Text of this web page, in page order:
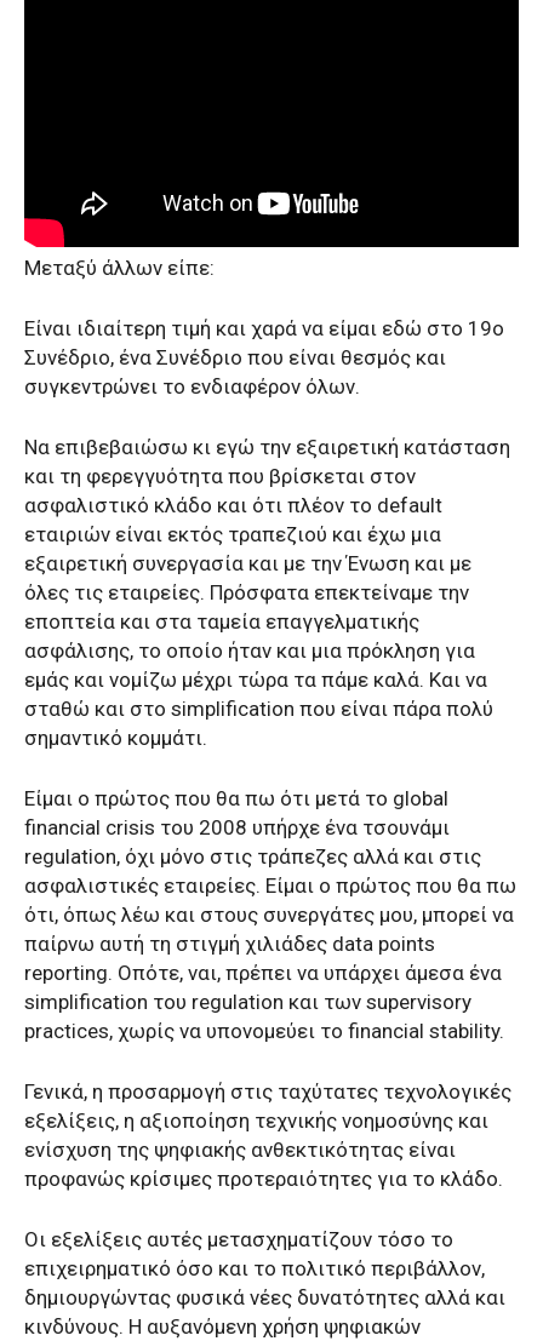
Μεταξύ άλλων είπε:
Είναι ιδιαίτερη τιμή και χαρά να είμαι εδώ στο 19ο
Συνέδριο, ένα Συνέδριο που είναι θεσμός και
συγκεντρώνει το ενδιαφέρον όλων.
Να επιβεβαιώσω κι εγώ την εξαιρετική κατάσταση
και τη φερεγγυότητα που βρίσκεται στον
ασφαλιστικό κλάδο και ότι πλέον το default
εταιριών είναι εκτός τραπεζιού και έχω μια
εξαιρετική συνεργασία και με την Ένωση και με
όλες τις εταιρείες. Πρόσφατα επεκτείναμε την
εποπτεία και στα ταμεία επαγγελματικής
ασφάλισης, το οποίο ήταν και μια πρόκληση για
εμάς και νομίζω μέχρι τώρα τα πάμε καλά. Και να
σταθώ και στο simplification που είναι πάρα πολύ
σημαντικό κομμάτι.
Είμαι ο πρώτος που θα πω ότι μετά το global
financial crisis του 2008 υπήρχε ένα τσουνάμι
regulation, όχι μόνο στις τράπεζες αλλά και στις
ασφαλιστικές εταιρείες. Είμαι ο πρώτος που θα πω
ότι, όπως λέω και στους συνεργάτες μου, μπορεί να
παίρνω αυτή τη στιγμή χιλιάδες data points
reporting. Οπότε, ναι, πρέπει να υπάρχει άμεσα ένα
simplification του regulation και των supervisory
practices, χωρίς να υπονομεύει το financial stability.
Γενικά, η προσαρμογή στις ταχύτατες τεχνολογικές
εξελίξεις, η αξιοποίηση τεχνικής νοημοσύνης και
ενίσχυση της ψηφιακής ανθεκτικότητας είναι
προφανώς κρίσιμες προτεραιότητες για το κλάδο.
Οι εξελίξεις αυτές μετασχηματίζουν τόσο το
επιχειρηματικό όσο και το πολιτικό περιβάλλον,
δημιουργώντας φυσικά νέες δυνατότητες αλλά και
κινδύνους. Η αυξανόμενη χρήση ψηφιακών